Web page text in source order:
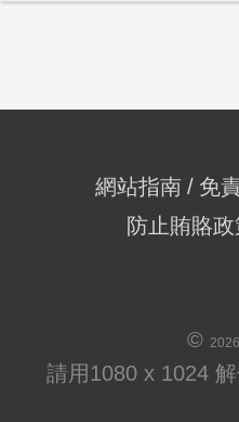
網站指南 免
防止賄賂政
© 2026
請用1080 x 1024